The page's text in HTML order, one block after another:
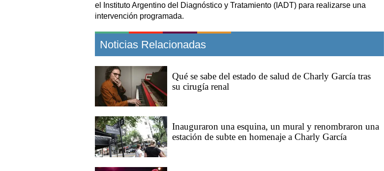
Teléfonos de urgencia
el Instituto Argentino del Diagnóstico y Tratamiento (IADT) para realizarse una
intervención programada.
Noticias Relacionadas
Qué se sabe del estado de salud de Charly García tras
su cirugía renal
Inauguraron una esquina, un mural y renombraron una
estación de subte en homenaje a Charly García